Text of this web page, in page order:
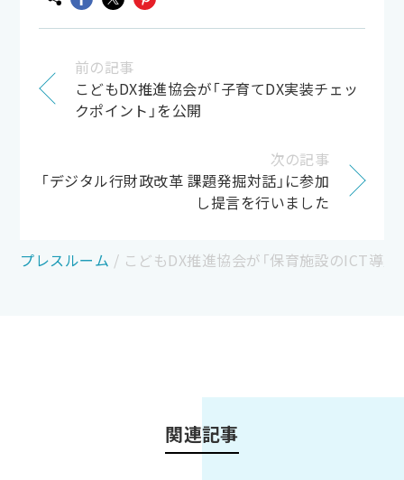
前の記事
こどもDX推進協会が「子育てDX実装チェッ
クポイント」を公開
次の記事
「デジタル行財政改革 課題発掘対話」に参加
し提言を行いました
プレスルーム / こどもDX推進協会が「保育施設のICT導
関連記事